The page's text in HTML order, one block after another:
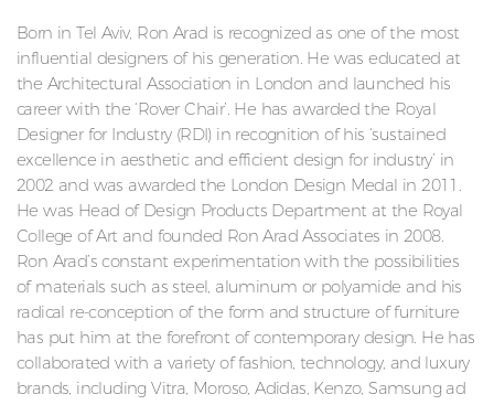
Born in Tel Aviv, Ron Arad is recognized as one of the most
influential designers of his generation. He was educated at
the Architectural Association in London and launched his
career with the ‘Rover Chair’. He has awarded the Royal
Designer for Industry (RDI) in recognition of his ‘sustained
excellence in aesthetic and efficient design for industry’ in
2002 and was awarded the London Design Medal in 2011.
He was Head of Design Products Department at the Royal
College of Art and founded Ron Arad Associates in 2008.
Ron Arad’s constant experimentation with the possibilities
of materials such as steel, aluminum or polyamide and his
radical re-conception of the form and structure of furniture
has put him at the forefront of contemporary design. He has
collaborated with a variety of fashion, technology, and luxury
brands, including Vitra, Moroso, Adidas, Kenzo, Samsung ad